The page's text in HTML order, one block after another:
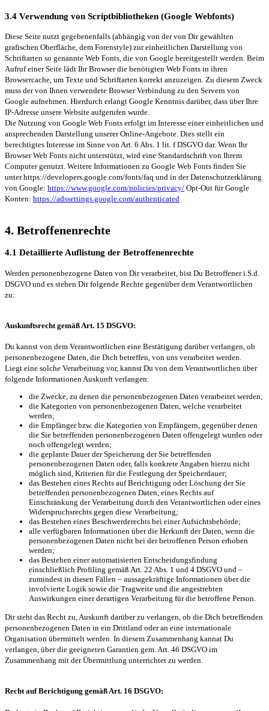
3.4 Verwendung von Scriptbibliotheken (Google Webfonts)
Diese Seite nutzt gegebenenfalls (abhängig von der von Dir gewählten
grafischen Oberfläche, dem Forenstyle) zur einheitlichen Darstellung von
Schriftarten so genannte Web Fonts, die von Google bereitgestellt werden. Beim
Aufruf einer Seite lädt Ihr Browser die benötigten Web Fonts in ihren
Browsercache, um Texte und Schriftarten korrekt anzuzeigen. Zu diesem Zweck
muss der von Ihnen verwendete Browser Verbindung zu den Servern von
Google aufnehmen. Hierdurch erlangt Google Kenntnis darüber, dass über Ihre
IP-Adresse unsere Website aufgerufen wurde.
Die Nutzung von Google Web Fonts erfolgt im Interesse einer einheitlichen und
ansprechenden Darstellung unserer Online-Angebote. Dies stellt ein
berechtigtes Interesse im Sinne von Art. 6 Abs. 1 lit. f DSGVO dar. Wenn Ihr
Browser Web Fonts nicht unterstützt, wird eine Standardschrift von Ihrem
Computer genutzt. Weitere Informationen zu Google Web Fonts finden Sie
unter https://developers.google.com/fonts/faq und in der Datenschutzerklärung
von Google: https://www.google.com/policies/privacy/ Opt-Out für Google
Konten: https://adssettings.google.com/authenticated
4. Betroffenenrechte
4.1 Detaillierte Auflistung der Betroffenenrechte
Werden personenbezogene Daten von Dir verarbeitet, bist Du Betroffener i.S.d.
DSGVO und es stehen Dir folgende Rechte gegenüber dem Verantwortlichen
zu:
Auskunftsrecht gemäß Art. 15 DSGVO:
Du kannst von dem Verantwortlichen eine Bestätigung darüber verlangen, ob
personenbezogene Daten, die Dich betreffen, von uns verarbeitet werden.
Liegt eine solche Verarbeitung vor, kannst Du von dem Verantwortlichen über
folgende Informationen Auskunft verlangen:
die Zwecke, zu denen die personenbezogenen Daten verarbeitet werden;
die Kategorien von personenbezogenen Daten, welche verarbeitet
werden;
die Empfänger bzw. die Kategorien von Empfängern, gegenüber denen
die Sie betreffenden personenbezogenen Daten offengelegt wurden oder
noch offengelegt werden;
die geplante Dauer der Speicherung der Sie betreffenden
personenbezogenen Daten oder, falls konkrete Angaben hierzu nicht
möglich sind, Kriterien für die Festlegung der Speicherdauer;
das Bestehen eines Rechts auf Berichtigung oder Löschung der Sie
betreffenden personenbezogenen Daten, eines Rechts auf
Einschränkung der Verarbeitung durch den Verantwortlichen oder eines
Widerspruchsrechts gegen diese Verarbeitung;
das Bestehen eines Beschwerderechts bei einer Aufsichtsbehörde;
alle verfügbaren Informationen über die Herkunft der Daten, wenn die
personenbezogenen Daten nicht bei der betroffenen Person erhoben
werden;
das Bestehen einer automatisierten Entscheidungsfindung
einschließlich Profiling gemäß Art. 22 Abs. 1 und 4 DSGVO und –
zumindest in diesen Fällen – aussagekräftige Informationen über die
involvierte Logik sowie die Tragweite und die angestrebten
Auswirkungen einer derartigen Verarbeitung für die betroffene Person.
Dir steht das Recht zu, Auskunft darüber zu verlangen, ob die Dich betreffenden
personenbezogenen Daten in ein Drittland oder an eine internationale
Organisation übermittelt werden. In diesem Zusammenhang kannat Du
verlangen, über die geeigneten Garantien gem. Art. 46 DSGVO im
Zusammenhang mit der Übermittlung unterrichtet zu werden.
Recht auf Berichtigung gemäß Art. 16 DSGVO: